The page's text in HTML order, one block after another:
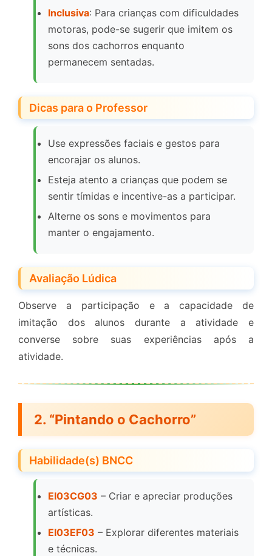
Inclusiva: Para crianças com dificuldades
motoras, pode-se sugerir que imitem os
sons dos cachorros enquanto
permanecem sentadas.
Dicas para o Professor
Use expressões faciais e gestos para
encorajar os alunos.
Esteja atento a crianças que podem se
sentir tímidas e incentive-as a participar.
Alterne os sons e movimentos para
manter o engajamento.
Avaliação Lúdica
Observe a participação e a capacidade de
imitação dos alunos durante a atividade e
converse sobre suas experiências após a
atividade.
2. “Pintando o Cachorro”
Habilidade(s) BNCC
EI03CG03 – Criar e apreciar produções
artísticas.
EI03EF03 – Explorar diferentes materiais
e técnicas.